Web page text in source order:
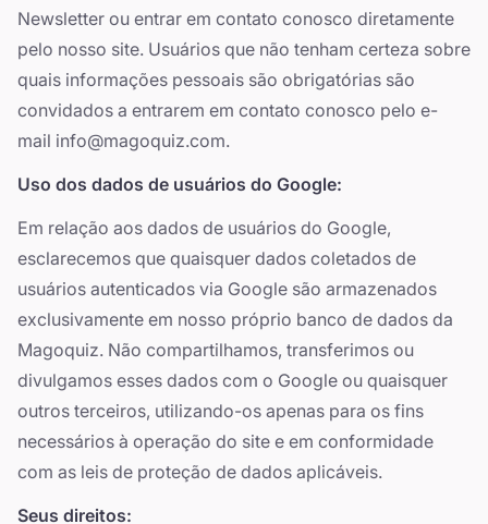
Newsletter ou entrar em contato conosco diretamente
pelo nosso site. Usuários que não tenham certeza sobre
quais informações pessoais são obrigatórias são
convidados a entrarem em contato conosco pelo e-
mail info@magoquiz.com.
Uso dos dados de usuários do Google:
Em relação aos dados de usuários do Google,
esclarecemos que quaisquer dados coletados de
usuários autenticados via Google são armazenados
exclusivamente em nosso próprio banco de dados da
Magoquiz. Não compartilhamos, transferimos ou
divulgamos esses dados com o Google ou quaisquer
outros terceiros, utilizando-os apenas para os fins
necessários à operação do site e em conformidade
com as leis de proteção de dados aplicáveis.
Seus direitos: